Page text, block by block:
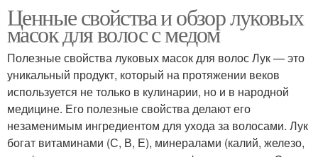
Ценные свойства и обзор луковых
масок для волос с медом
Полезные свойства луковых масок для волос Лук — это
уникальный продукт, который на протяжении веков
используется не только в кулинарии, но и в народной
медицине. Его полезные свойства делают его
незаменимым ингредиентом для ухода за волосами. Лук
богат витаминами (С, В, Е), минералами (калий, железо,